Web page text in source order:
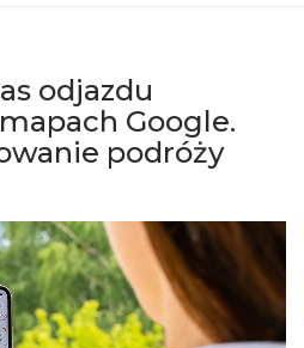
odjazdu
Google.
podróży